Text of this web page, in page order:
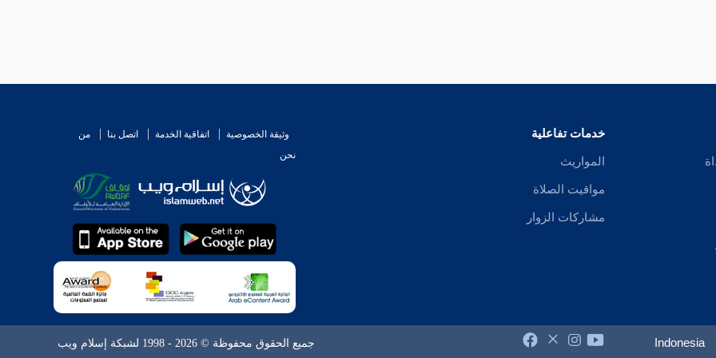
خدمات تفاعلية
المواريث
مواقيت الصلاة
مشاركات الزوار
وثيقة الخصوصية اتفاقية الخدمة اتصل بنا
من
نحن
Indonesia جميع الحقوق محفوظة © 2026 - 1998 لشبكة إسلام ويب